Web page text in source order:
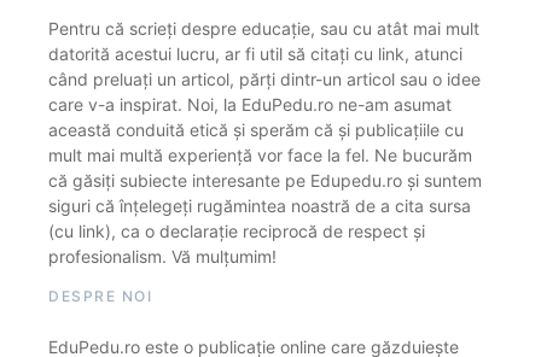
Pentru că scrieți despre educație, sau cu atât mai mult
datorită acestui lucru, ar fi util să citați cu link, atunci
când preluați un articol, părți dintr-un articol sau o idee
care v-a inspirat. Noi, la EduPedu.ro ne-am asumat
această conduită etică și sperăm că și publicațiile cu
mult mai multă experiență vor face la fel. Ne bucurăm
că găsiți subiecte interesante pe Edupedu.ro și suntem
siguri că înțelegeți rugămintea noastră de a cita sursa
(cu link), ca o declarație reciprocă de respect și
profesionalism. Vă mulțumim!
DESPRE NOI
EduPedu.ro este o publicație online care găzduiește